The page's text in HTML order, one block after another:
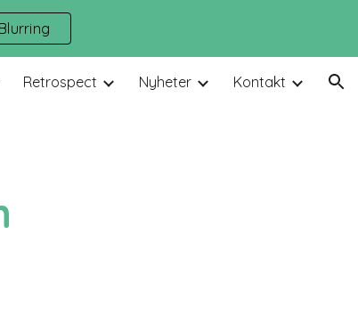
Retrospect Nyheter Kontakt